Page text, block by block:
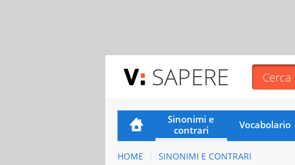
SAPERE
Sinonimi e
contrari
Vocabolario
HOME SINONIMI E CONTRARI